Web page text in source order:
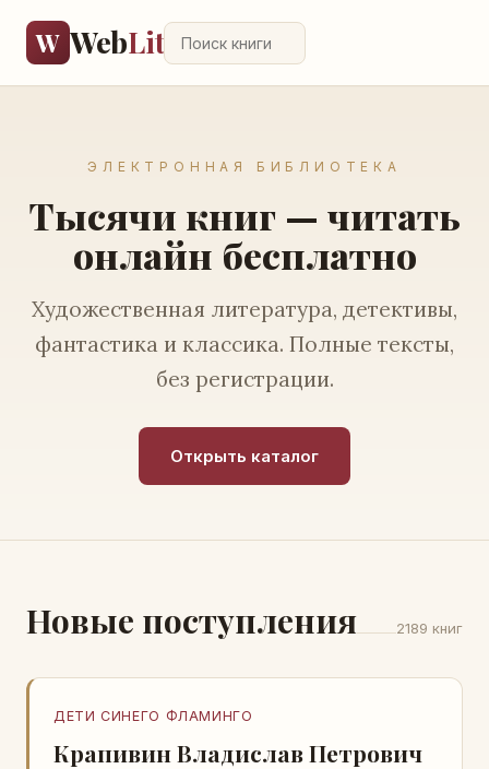
W WebLit
ЭЛЕКТРОННАЯ БИБЛИОТЕКА
Тысячи книг — читать
онлайн бесплатно
Художественная литература, детективы,
фантастика и классика. Полные тексты,
без регистрации.
Открыть каталог
Новые поступления 2189 книг
ДЕТИ СИНЕГО ФЛАМИНГО
Крапивин Владислав Петрович